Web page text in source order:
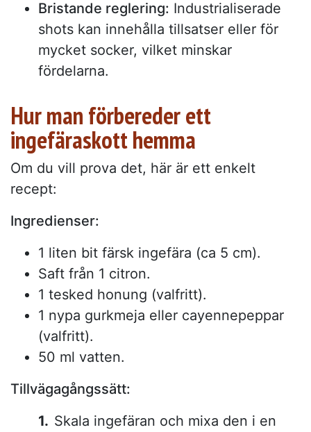
Bristande reglering: Industrialiserade
shots kan innehålla tillsatser eller för
mycket socker, vilket minskar
fördelarna.
Hur man förbereder ett
ingefäraskott hemma
Om du vill prova det, här är ett enkelt
recept:
Ingredienser:
1 liten bit färsk ingefära (ca 5 cm).
Saft från 1 citron.
1 tesked honung (valfritt).
1 nypa gurkmeja eller cayennepeppar
(valfritt).
50 ml vatten.
Tillvägagångssätt:
Skala ingefäran och mixa den i en